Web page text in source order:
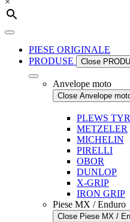
PIESE ORIGINALE
PRODUSE
Close
Anvelope moto
Close Anvelope
PLEWS
METZELER
MICHELIN
PIRELLI
OBOR
DUNLOP
X-GRIP
IRON GRIP
Piese MX / Enduro
Close Piese MX /